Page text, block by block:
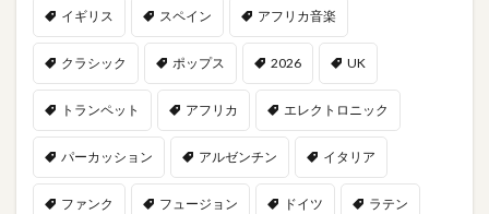
イギリス スペイン アフリカ音楽
クラシック ポップス 2026 UK
トランペット アフリカ エレクトロニック
パーカッション アルゼンチン イタリア
ファンク フュージョン ドイツ ラテン